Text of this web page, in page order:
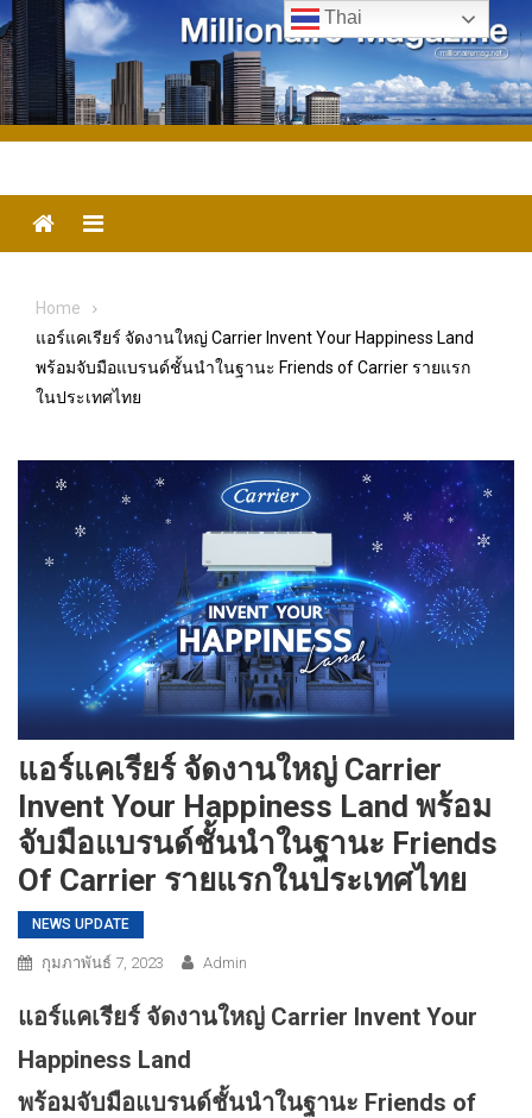
Skip
to
content
Menu
Home
แอร์แคเรียร์ จัดงานใหญ่ Carrier Invent Your Happiness Land
พร้อมจับมือแบรนด์ชั้นนำในฐานะ Friends of Carrier รายแรก
ในประเทศไทย
แอร์แคเรียร์ จัดงานใหญ่ Carrier
Invent Your Happiness Land พร้อม
จับมือแบรนด์ชั้นนำในฐานะ Friends
Of Carrier รายแรกในประเทศไทย
NEWS UPDATE
กุมภาพันธ์ 7, 2023 Admin
แอร์แคเรียร์ จัดงานใหญ่ Carrier Invent Your
Happiness Land
พร้อมจับมือแบรนด์ชั้นนำในฐานะ Friends of
Thai